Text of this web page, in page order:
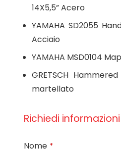
14X5,5” Acero
YAMAHA SD2055
Acciaio
YAMAHA MSD0104
GRETSCH
martellato
Richiedi
Nome *